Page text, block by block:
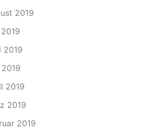
2019
2019
2019
2019
2019